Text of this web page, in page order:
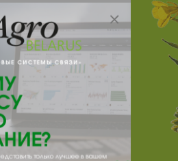
«Деловые системы
23.02.2024
февраля